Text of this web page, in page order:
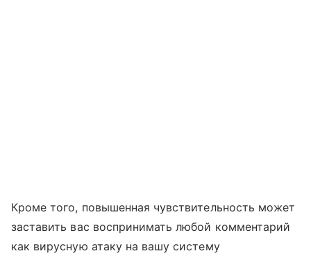
Кроме того, повышенная чувствительность может
заставить вас воспринимать любой комментарий
как вирусную атаку на вашу систему